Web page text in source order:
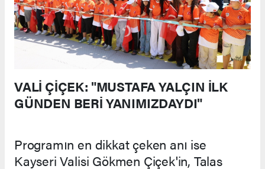
VALİ ÇİÇEK: "MUSTAFA YALÇIN İLK
GÜNDEN BERİ YANIMIZDAYDI"
Programın en dikkat çeken anı ise
Kayseri Valisi Gökmen Çiçek'in, Talas